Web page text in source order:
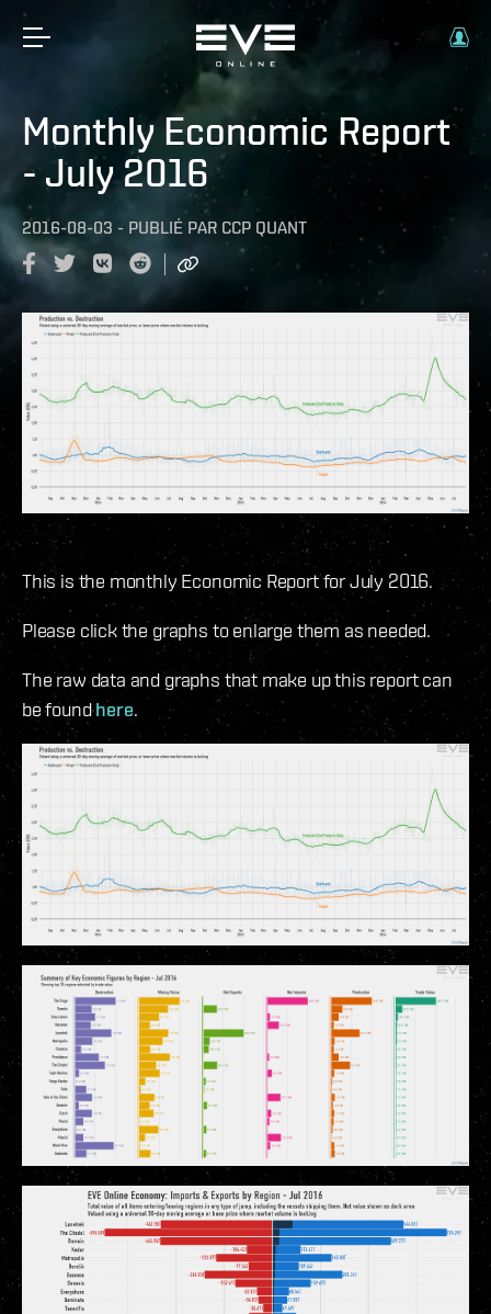
Monthly Economic Report
- July 2016
2016-08-03 - PUBLIÉ PAR CCP QUANT
This is the monthly Economic Report for July 2016.
Please click the graphs to enlarge them as needed.
The raw data and graphs that make up this report can
be foundhere.